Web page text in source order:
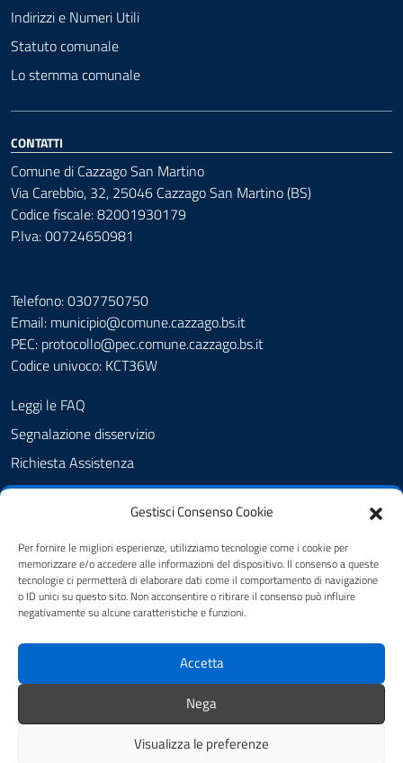
Gestisci Consenso Cookie
Per fornire le migliori esperienze, utilizziamo tecnologie come i cookie per
memorizzare e/o accedere alle informazioni del dispositivo. Il consenso a queste
tecnologie ci permetterà di elaborare dati come il comportamento di navigazione
o ID unici su questo sito. Non acconsentire o ritirare il consenso può influire
negativamente su alcune caratteristiche e funzioni.
Accetta
Nega
Visualizza le preferenze
Indirizzi e Numeri Utili
Statuto comunale
Lo stemma comunale
CONTATTI
Comune di Cazzago San Martino
Via Carebbio, 32, 25046 Cazzago San Martino (BS)
Codice fiscale: 82001930179
P.Iva: 00724650981
Telefono: 0307750750
Email: municipio@comune.cazzago.bs.it
PEC: protocollo@pec.comune.cazzago.bs.it
Codice univoco: KCT36W
Leggi le FAQ
Segnalazione disservizio
Richiesta Assistenza
Amministrazione Trasparente
Cookie Policy
Informativa privacy
Dichiarazione di accessibilità
Feedback